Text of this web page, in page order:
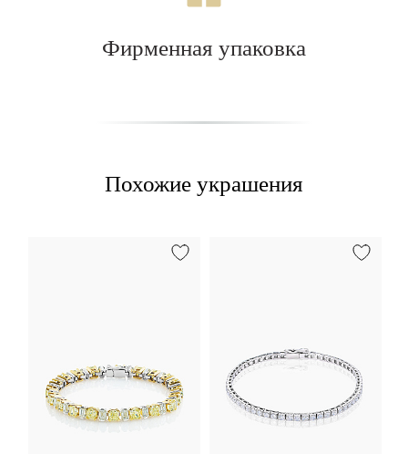
Фирменная упаковка
Похожие украшения